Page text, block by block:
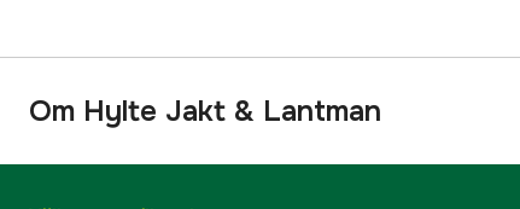
Om Hylte Jakt & Lantman